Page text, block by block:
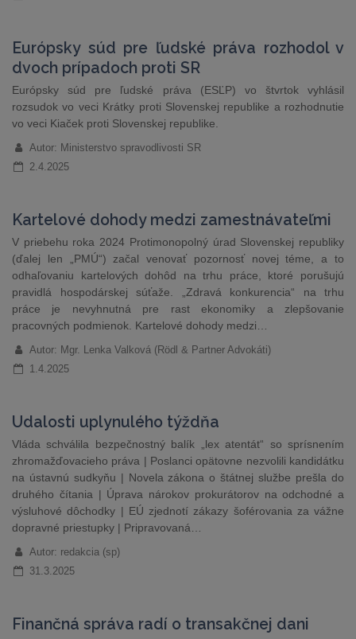
Európsky súd pre ľudské práva rozhodol v
dvoch prípadoch proti SR
Európsky súd pre ľudské práva (ESĽP) vo štvrtok vyhlásil
rozsudok vo veci Krátky proti Slovenskej republike a rozhodnutie
vo veci Kiaček proti Slovenskej republike.
Autor: Ministerstvo spravodlivosti SR
2.4.2025
Kartelové dohody medzi zamestnávateľmi
V priebehu roka 2024 Protimonopolný úrad Slovenskej republiky
(ďalej len „PMÚ“) začal venovať pozornosť novej téme, a to
odhaľovaniu kartelových dohôd na trhu práce, ktoré porušujú
pravidlá hospodárskej súťaže. „Zdravá konkurencia“ na trhu
práce je nevyhnutná pre rast ekonomiky a zlepšovanie
pracovných podmienok. Kartelové dohody medzi…
Autor: Mgr. Lenka Valková (Rödl & Partner Advokáti)
1.4.2025
Udalosti uplynulého týždňa
Vláda schválila bezpečnostný balík „lex atentát“ so sprísnením
zhromažďovacieho práva | Poslanci opätovne nezvolili kandidátku
na ústavnú sudkyňu | Novela zákona o štátnej službe prešla do
druhého čítania | Úprava nárokov prokurátorov na odchodné a
výsluhové dôchodky | EÚ zjednotí zákazy šoférovania za vážne
dopravné priestupky | Pripravovaná…
Autor: redakcia (sp)
31.3.2025
Finančná správa radí o transakčnej dani